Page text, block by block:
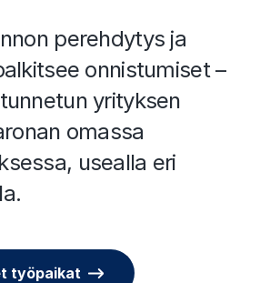
perehdytys ja
onnistumiset –
yrityksen
omassa
usealla eri
työpaikat